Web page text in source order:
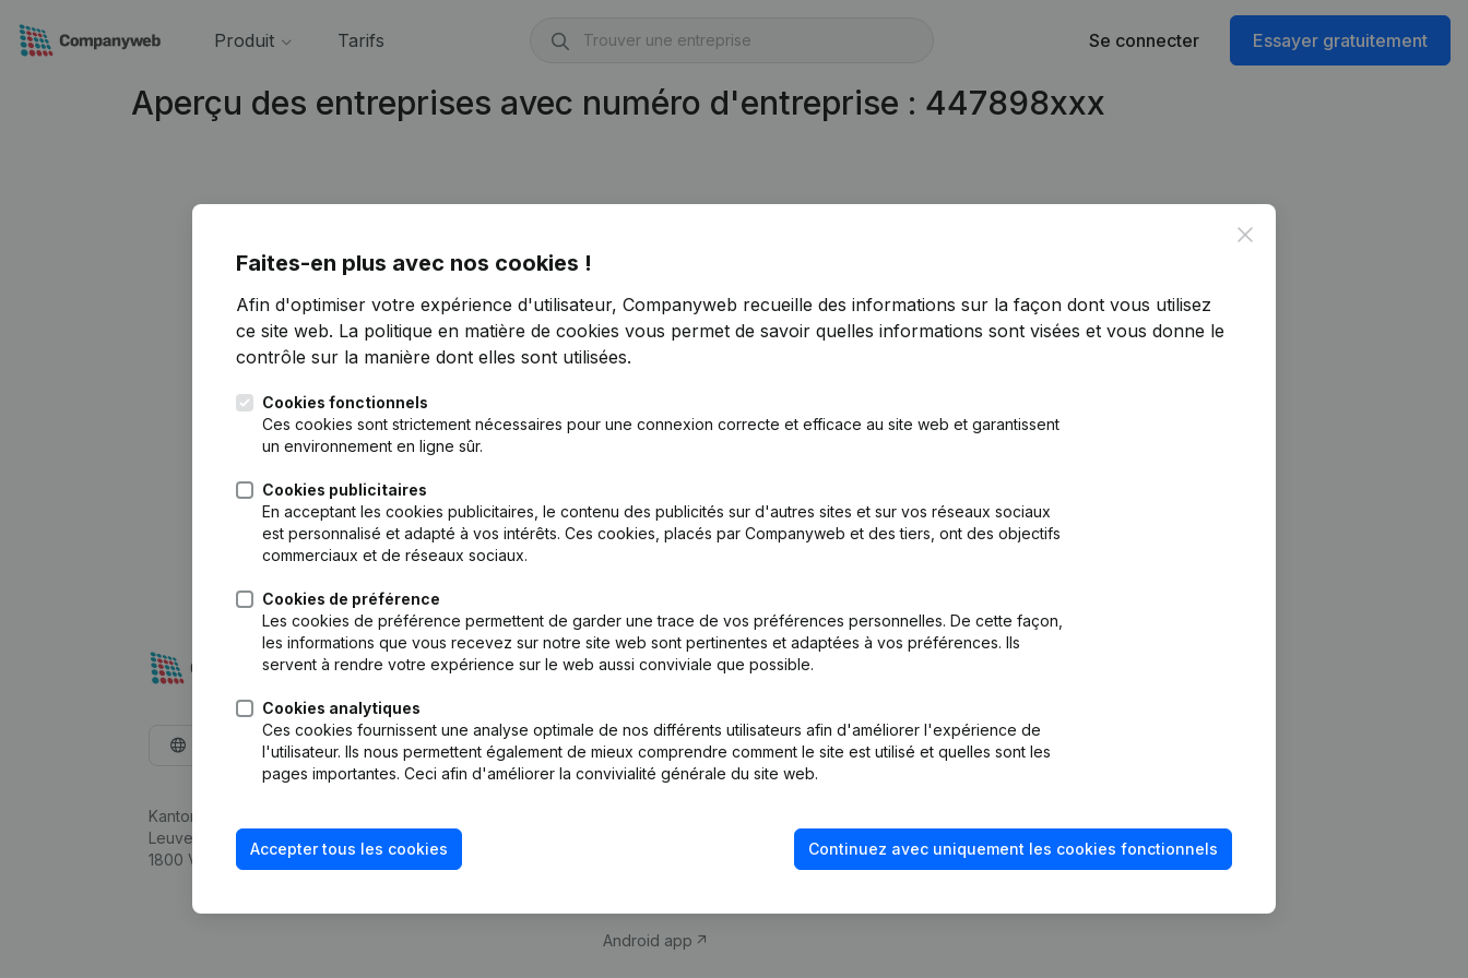
Produit Tarifs Se connecter Essayer gratuitement
Aperçu des entreprises avec numéro d'entreprise : 447898xxx
Close
Faites-en plus avec nos cookies !
Afin d'optimiser votre expérience d'utilisateur, Companyweb recueille des informations sur la façon dont vous utilisez
ce site web. La politique en matière de cookies vous permet de savoir quelles informations sont visées et vous donne le
contrôle sur la manière dont elles sont utilisées.
Cookies fonctionnels
Ces cookies sont strictement nécessaires pour une connexion correcte et efficace au site web et garantissent
un environnement en ligne sûr.
Cookies publicitaires
En acceptant les cookies publicitaires, le contenu des publicités sur d'autres sites et sur vos réseaux sociaux
est personnalisé et adapté à vos intérêts. Ces cookies, placés par Companyweb et des tiers, ont des objectifs
commerciaux et de réseaux sociaux.
Cookies de préférence
Les cookies de préférence permettent de garder une trace de vos préférences personnelles. De cette façon,
les informations que vous recevez sur notre site web sont pertinentes et adaptées à vos préférences. Ils
servent à rendre votre expérience sur le web aussi conviviale que possible.
Cookies analytiques
Ces cookies fournissent une analyse optimale de nos différents utilisateurs afin d'améliorer l'expérience de
l'utilisateur. Ils nous permettent également de mieux comprendre comment le site est utilisé et quelles sont les
pages importantes. Ceci afin d'améliorer la convivialité générale du site web.
Accepter tous les cookies Continuez avec uniquement les cookies fonctionnels
Français
Kantorenpark Everest
Leuvensesteenweg 248D,
1800 Vilvoorde
Produit
d’entreprise
Monitoring
Android app
fraude
Consulter des comptes annuels
Vérification de la solvabilité